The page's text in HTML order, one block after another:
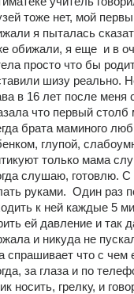
тоже нет, мой
я пыталась
обижали, я еще  и в
просто что бы
шизу реально.
в 16 лет после меня
что первый
брата маминого
глупой,
только мама
слушаю, готовлю.
руками.  Один раз
к ней каждые 5
ей давление и так
и никуда не
спрашивает что с чем
за глаза и по
носить, грелку, и